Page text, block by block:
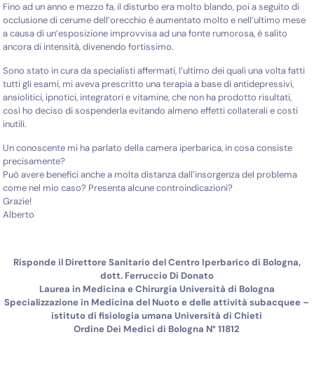
Fino ad un anno e mezzo fa, il disturbo era molto blando, poi a seguito di
occlusione di cerume dell’orecchio è aumentato molto e nell’ultimo mese
a causa di un’esposizione improvvisa ad una fonte rumorosa, è salito
ancora di intensità, divenendo fortissimo.
Sono stato in cura da specialisti affermati, l’ultimo dei quali una volta fatti
tutti gli esami, mi aveva prescritto una terapia a base di antidepressivi,
ansiolitici, ipnotici, integratori e vitamine, che non ha prodotto risultati,
così ho deciso di sospenderla evitando almeno effetti collaterali e costi
inutili.
Un conoscente mi ha parlato della camera iperbarica, in cosa consiste
precisamente?
Può avere benefici anche a molta distanza dall’insorgenza del problema
come nel mio caso? Presenta alcune controindicazioni?
Grazie!
Alberto
Risponde il Direttore Sanitario del Centro Iperbarico di Bologna,
dott. Ferruccio Di Donato
Laurea in Medicina e Chirurgia Università di Bologna
Specializzazione in Medicina del Nuoto e delle attività subacquee –
istituto di fisiologia umana Università di Chieti
Ordine Dei Medici di Bologna N° 11812